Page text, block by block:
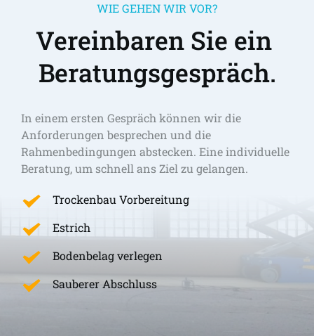
WIE GEHEN WIR VOR?
Vereinbaren Sie ein
Beratungsgespräch.
In einem ersten Gespräch können wir die
Anforderungen besprechen und die
Rahmenbedingungen abstecken. Eine individuelle
Beratung, um schnell ans Ziel zu gelangen.
Trockenbau Vorbereitung
Estrich
Bodenbelag verlegen
Sauberer Abschluss